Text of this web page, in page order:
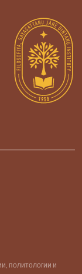
политологии и